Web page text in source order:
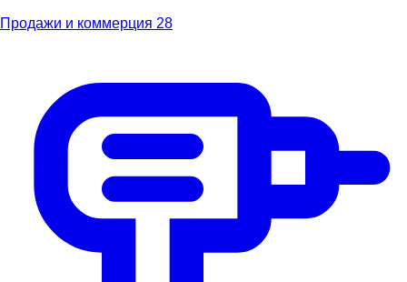
Продажи и коммерция 28